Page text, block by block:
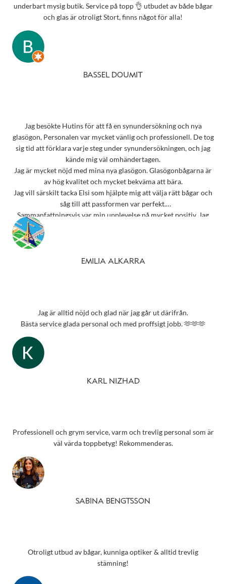
underbart mysig butik. Service på topp 👌 utbudet av både bågar
och glas är otroligt Stort, finns något för alla!
BASSEL DOUMIT
Jag besökte Hutins för att få en synundersökning och nya
glasögon, Personalen var mycket vänlig och professionell. De tog
sig tid att förklara varje steg under synundersökningen, och jag
kände mig väl omhändertagen.
Jag är mycket nöjd med mina nya glasögon. Glasögonbågarna är
av hög kvalitet och mycket bekväma att bära.
Jag vill särskilt tacka Elsi som hjälpte mig att välja rätt bågar och
såg till att passformen var perfekt.
Sammanfattningsvis var min upplevelse på mycket positiv. Jag
rekommenderar starkt detta ställe till alla som behöver
EMILIA ALKARRA
Jag är alltid nöjd och glad när jag går ut därifrån.
Bästa service glada personal och med proffsigt jobb. 🫶🫶🫶
KARL NIZHAD
Professionell och grym service, varm och trevlig personal som är
väl värda toppbetyg! Rekommenderas.
SABINA BENGTSSON
Otroligt utbud av bågar, kunniga optiker & alltid trevlig
stämning!